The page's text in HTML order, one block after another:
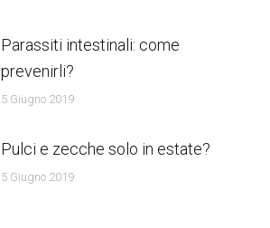
Parassiti intestinali: come
prevenirli?
5 Giugno 2019
Pulci e zecche solo in estate?
5 Giugno 2019